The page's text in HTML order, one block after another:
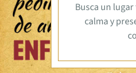
Busca un
calma y